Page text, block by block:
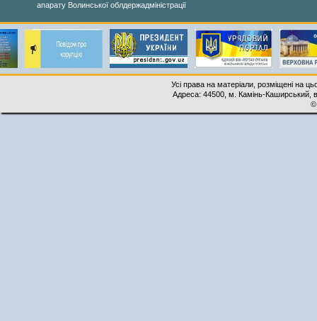
апарату Волинської облдержадміністрації
Усі права на матеріали, розміщені на
Адреса: 44500, м. Камінь-Каширський,
©